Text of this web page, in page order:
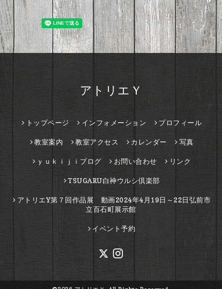
アトリエＹ
トップページ インフォメーション プロフィール
教室案内 教室アクセス カレンダー 写真
ｙｕｋｉｊｉブログ お問い合わせ リンク
TSUGARU白神ウルシ倶楽部
アトリエY第７回作品展 動画2024年4月19日～22日弘前市
立百石町展示館
イベント予約